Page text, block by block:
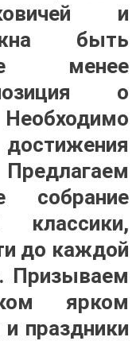
и
быть
менее
о
собрание
классики,
до каждой
Призываем
ярком
праздники